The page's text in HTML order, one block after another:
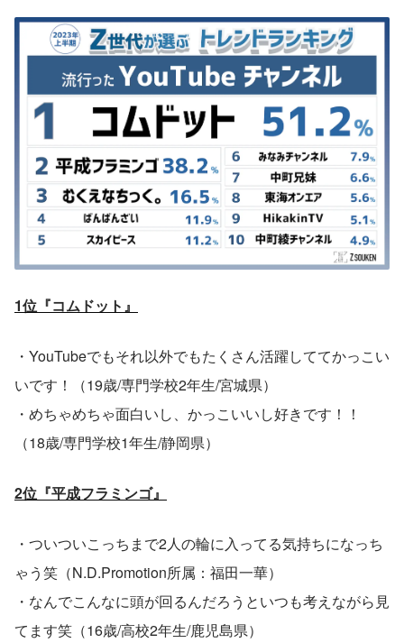
1位『コムドット』
・YouTubeでもそれ以外でもたくさん活躍しててかっこい
いです！（19歳/専門学校2年生/宮城県）
・めちゃめちゃ面白いし、かっこいいし好きです！！
（18歳/専門学校1年生/静岡県）
2位『平成フラミンゴ』
・ついついこっちまで2人の輪に入ってる気持ちになっち
ゃう笑（N.D.Promotion所属：福田一華）
・なんでこんなに頭が回るんだろうといつも考えながら見
てます笑（16歳/高校2年生/鹿児島県）